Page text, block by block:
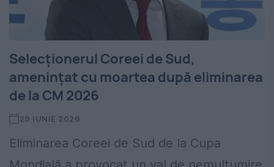
Selecționerul Coreei de Sud,
amenințat cu moartea după eliminarea
de la CM 2026
29 IUNIE 2026
Eliminarea Coreei de Sud de la Cupa